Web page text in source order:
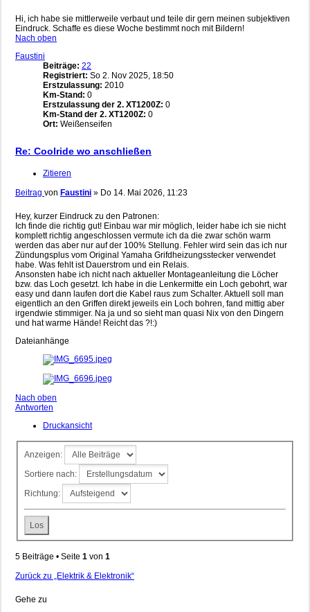
Hi, ich habe sie mittlerweile verbaut und teile dir gern meinen subjektiven
Eindruck. Schaffe es diese Woche bestimmt noch mit Bildern!
Nach oben
Faustini
Beiträge: 22
Registriert: So 2. Nov 2025, 18:50
Erstzulassung: 2010
Km-Stand: 0
Erstzulassung der 2. XT1200Z: 0
Km-Stand der 2. XT1200Z: 0
Ort: Weißenseifen
Re: Coolride wo anschließen
Zitieren
Beitrag von Faustini » Do 14. Mai 2026, 11:23
Hey, kurzer Eindruck zu den Patronen:
Ich finde die richtig gut! Einbau war mir möglich, leider habe ich sie nicht
komplett richtig angeschlossen vermute ich da die zwar schön warm
werden das aber nur auf der 100% Stellung. Fehler wird sein das ich nur
Zündungsplus vom Original Yamaha Grifdheizungsstecker verwendet
habe. Was fehlt ist Dauerstrom und ein Relais.
Ansonsten habe ich nicht nach aktueller Montageanleitung die Löcher
bzw. das Loch gesetzt. Ich habe in die Lenkermitte ein Loch gebohrt, war
easy und dann laufen dort die Kabel raus zum Schalter. Aktuell soll man
eigentlich an den Griffen direkt jeweils ein Loch bohren, fand mittig aber
irgendwie stimmiger. Na ja und so sieht man quasi Nix von den Dingern
und hat warme Hände! Reicht das ?!:)
Dateianhänge
Nach oben
Antworten
Druckansicht
Anzeigen:
Sortiere nach:
Richtung:
5 Beiträge • Seite 1 von 1
Zurück zu „Elektrik & Elektronik“
Gehe zu